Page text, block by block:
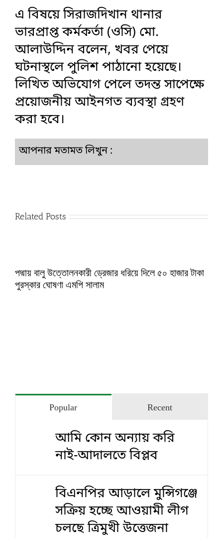
এ বিষয়ে সিরাজদিখান থানার
ভারপ্রাপ্ত কর্মকর্তা (ওসি) মো.
আলাউদ্দিন বলেন, খবর পেয়ে
ঘটনাস্থলে পুলিশ পাঠানো হয়েছে।
লিখিত অভিযোগ পেলে তদন্ত সাপেক্ষে
প্রয়োজনীয় আইনগত ব্যবস্থা গ্রহণ
করা হবে।
আপনার মতামত লিখুন :
Related Posts
পদ্মায় বালু উত্তোলনকারী ড্রেজার ধরিয়ে দিলে ৫০ হাজার টাকা
পুরস্কার ঘোষণা এমপি সালাম
Popular Recent
আমি কোন অন্যায় করি
নাই-আদালতে বিপ্লব
বিএনপির আড়ালে মুন্সিগঞ্জে
সক্রিয় হচ্ছে আওয়ামী লীগ
চলছে ত্রিমুখী উত্তেজনা